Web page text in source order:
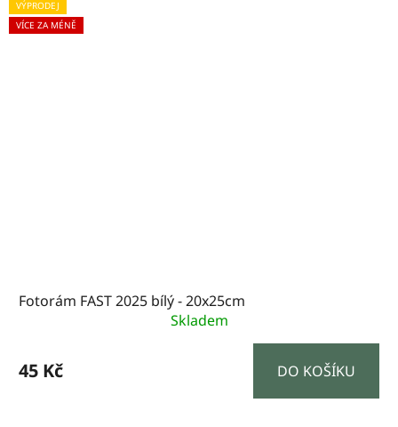
VÝPRODEJ
VÍCE ZA MÉNĚ
Fotorám FAST 2025 bílý - 20x25cm
Skladem
45 Kč DO KOŠÍKU